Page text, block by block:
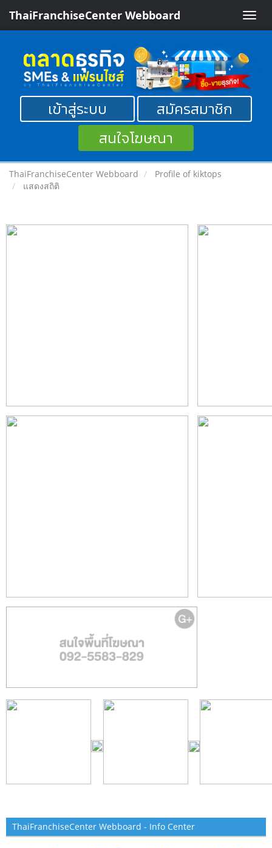
Toggle
ThaiFranchiseCenter Webboard
เข้าสู่ระบบ
สมัครสมาชิก
สนใจโฆษณา
ThaiFranchiseCenter Webboard
Profile of kiktops
แสดงสถิติ
ThaiFranchiseCenter Webboard - Info Center